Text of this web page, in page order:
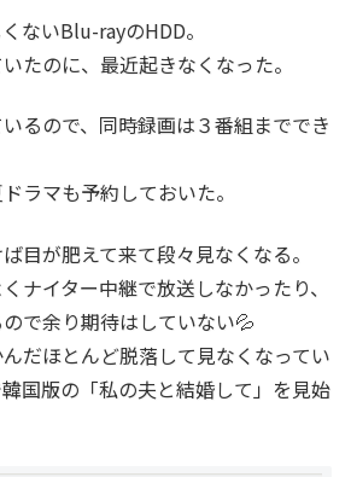
ないBlu-rayのHDD。
たのに、最近起きなくなった。
るので、同時録画は３番組まででき
ラマも予約しておいた。
目が肥えて来て段々見なくなる。
ナイター中継で放送しなかったり、
で余り期待はしていない💦
だほとんど脱落して見なくなってい
国版の「私の夫と結婚して」を見始